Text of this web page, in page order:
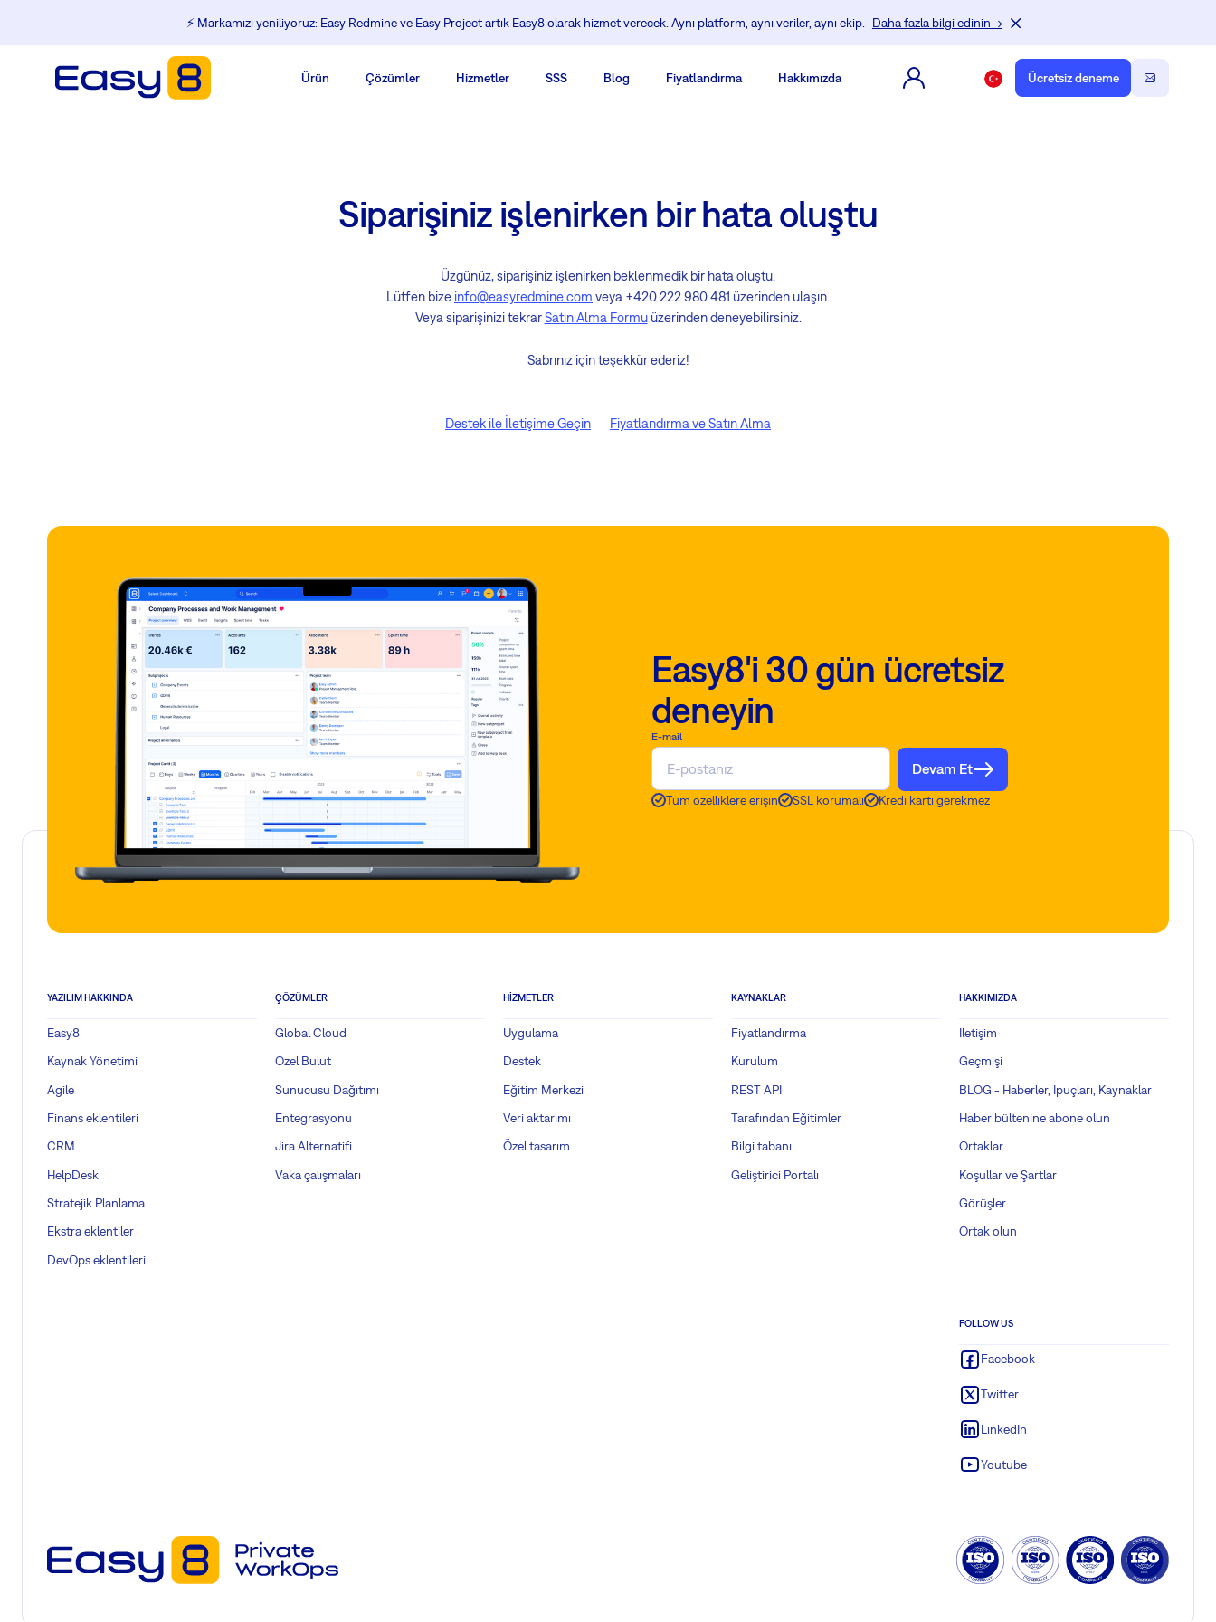
⚡️ Markamızı yeniliyoruz: Easy Redmine ve Easy Project artık Easy8 olarak hizmet verecek. Aynı platform, aynı veriler, aynı ekip. Daha fazla bilgi edinin →
Ürün Çözümler Hizmetler SSS Blog Fiyatlandırma Hakkımızda Ücretsiz deneme
Siparişiniz işlenirken bir hata oluştu
Üzgünüz, siparişiniz işlenirken beklenmedik bir hata oluştu.
Lütfen bize info@easyredmine.com veya +420 222 980 481 üzerinden ulaşın.
Veya siparişinizi tekrarSatın Alma Formuüzerinden deneyebilirsiniz.
Sabrınız için teşekkür ederiz!
Destek ile İletişime Geçin Fiyatlandırma ve Satın Alma
Easy8'i 30 gün ücretsiz
deneyin
E-mail
Devam Et
Tüm özelliklere erişin SSL korumalı Kredi kartı gerekmez
YAZILIM HAKKINDA
Easy8
Kaynak Yönetimi
Agile
Finans eklentileri
CRM
HelpDesk
Stratejik Planlama
Ekstra eklentiler
DevOps eklentileri
ÇÖZÜMLER
Global Cloud
Özel Bulut
Sunucusu Dağıtımı
Entegrasyonu
Jira Alternatifi
Vaka çalışmaları
HIZMETLER
Uygulama
Destek
Eğitim Merkezi
Veri aktarımı
Özel tasarım
KAYNAKLAR
Fiyatlandırma
Kurulum
REST API
Tarafından Eğitimler
Bilgi tabanı
Geliştirici Portalı
HAKKIMIZDA
İletişim
Geçmişi
BLOG - Haberler, İpuçları, Kaynaklar
Haber bültenine abone olun
Ortaklar
Koşullar ve Şartlar
Görüşler
Ortak olun
FOLLOW US
Facebook
Twitter
LinkedIn
Youtube